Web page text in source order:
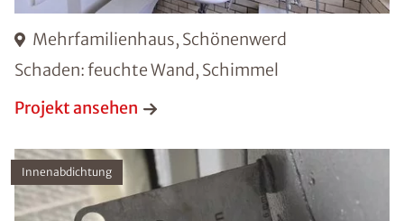
Mehrfamilienhaus, Schönenwerd
Schaden: feuchte Wand, Schimmel
Projekt ansehen
Innenabdichtung